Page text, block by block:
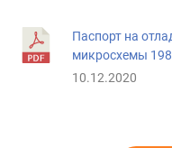
Паспорт на
микросхемы
10.12.2020